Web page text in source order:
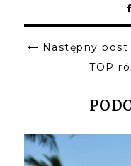
Następny post
TOP